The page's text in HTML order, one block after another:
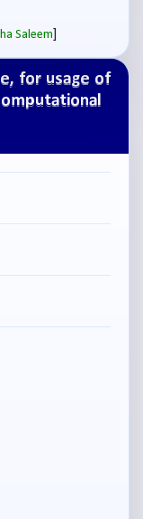
for usage of
Saleem